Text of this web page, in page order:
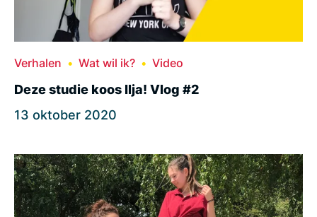
Verhalen Wat wil ik? Video
Deze studie koos Ilja! Vlog #2
13 oktober 2020